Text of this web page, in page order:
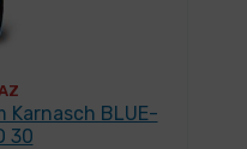
Karnasch BLUE-
30